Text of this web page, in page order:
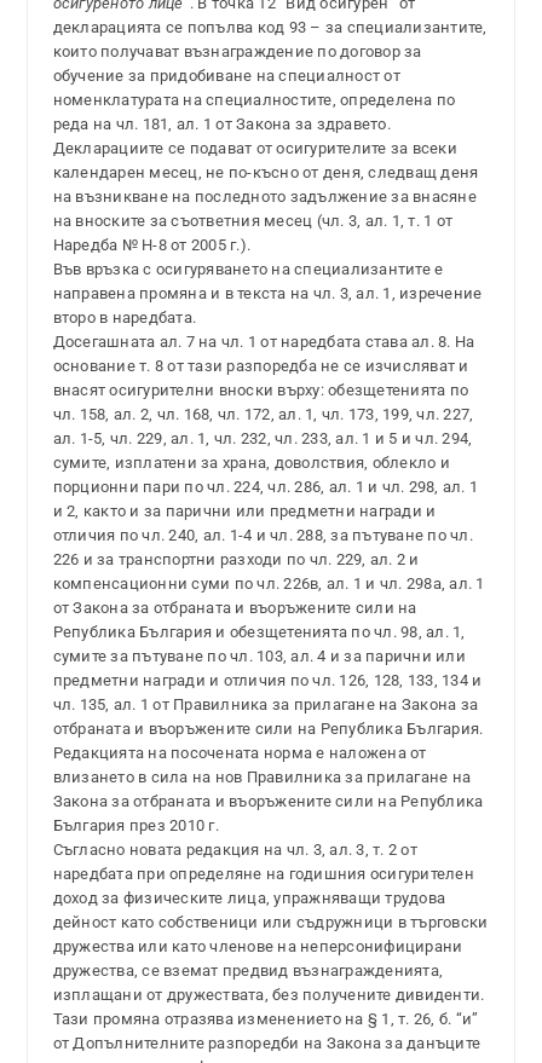
декларацията се попълва код 93 – за специализантите,
които получават възнаграждение по договор за
обучение за придобиване на специалност от
номенклатурата на специалностите, определена по
реда на чл. 181, ал. 1 от Закона за здравето.
Декларациите се подават от осигурителите за всеки
календарен месец, не по-късно от деня, следващ деня
на възникване на последното задължение за внасяне
на вноските за съответния месец (чл. 3, ал. 1, т. 1 от
Наредба № Н-8 от 2005 г.).
Във връзка с осигуряването на специализантите е
направена промяна и в текста на чл. 3, ал. 1, изречение
второ в наредбата.
Досегашната ал. 7 на чл. 1 от наредбата става ал. 8. На
основание т. 8 от тази разпоредба не се изчисляват и
внасят осигурителни вноски върху: обезщетенията по
чл. 158, ал. 2, чл. 168, чл. 172, ал. 1, чл. 173, 199, чл. 227,
ал. 1-5, чл. 229, ал. 1, чл. 232, чл. 233, ал. 1 и 5 и чл. 294,
сумите, изплатени за храна, доволствия, облекло и
порционни пари по чл. 224, чл. 286, ал. 1 и чл. 298, ал. 1
и 2, както и за парични или предметни награди и
отличия по чл. 240, ал. 1-4 и чл. 288, за пътуване по чл.
226 и за транспортни разходи по чл. 229, ал. 2 и
компенсационни суми по чл. 226в, ал. 1 и чл. 298а, ал. 1
от Закона за отбраната и въоръжените сили на
Република България и обезщетенията по чл. 98, ал. 1,
сумите за пътуване по чл. 103, ал. 4 и за парични или
предметни награди и отличия по чл. 126, 128, 133, 134 и
чл. 135, ал. 1 от Правилника за прилагане на Закона за
отбраната и въоръжените сили на Република България.
Редакцията на посочената норма е наложена от
влизането в сила на нов Правилника за прилагане на
Закона за отбраната и въоръжените сили на Република
България през 2010 г.
Съгласно новата редакция на чл. 3, ал. 3, т. 2 от
наредбата при определяне на годишния осигурителен
доход за физическите лица, упражняващи трудова
дейност като собственици или съдружници в търговски
дружества или като членове на неперсонифицирани
дружества, се вземат предвид възнагражденията,
изплащани от дружествата, без получените дивиденти.
Тази промяна отразява изменението на § 1, т. 26, б. “и”
от Допълнителните разпоредби на Закона за данъците